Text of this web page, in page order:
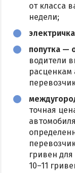
от класса
недели;
попутка —
водители
расценкам
точная
гривен
10–11